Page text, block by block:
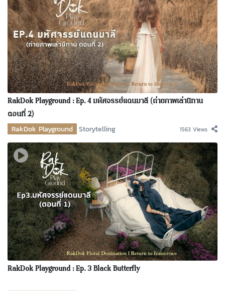
RakDok Playground : Ep. 4 มหัศจรรย์แดนมาลี (ถ่ายภาพเล่านิทาน
ตอนที่ 2)
RakDok Playground Storytelling 1563 Views
RakDok Playground : Ep. 3 Black Butterfly